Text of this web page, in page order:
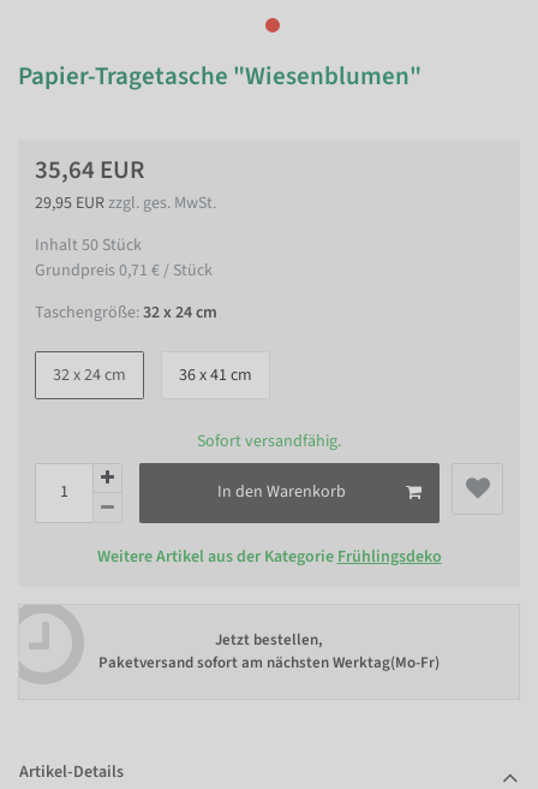
Papier-Tragetasche "Wiesenblumen"
35,64 EUR
29,95 EURzzgl. ges. MwSt.
Inhalt50 Stück
Grundpreis0,71 € / Stück
Taschengröße:32 x 24 cm
32 x 24 cm 36 x 41 cm
Sofort versandfähig.
In den Warenkorb
Weitere Artikel aus der Kategorie Frühlingsdeko
Jetzt bestellen,
Paketversand sofort am nächsten Werktag(Mo-Fr)
Artikel-Details